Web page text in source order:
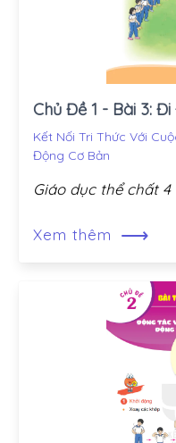
Chủ Đề 1 - Bài 3:
Kết Nối Tri Thức Với
Động Cơ Bản
Giáo dục thể chất 4
Xem thêm ⟶